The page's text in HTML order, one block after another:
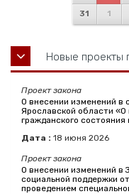
31 1
Новые проекты
Проект закона
О внесении изменений в
Ярославской области «О
гражданского
Дата : 18 июня 2026
Проект закона
О внесении изменений в
социальной поддержки
проведением